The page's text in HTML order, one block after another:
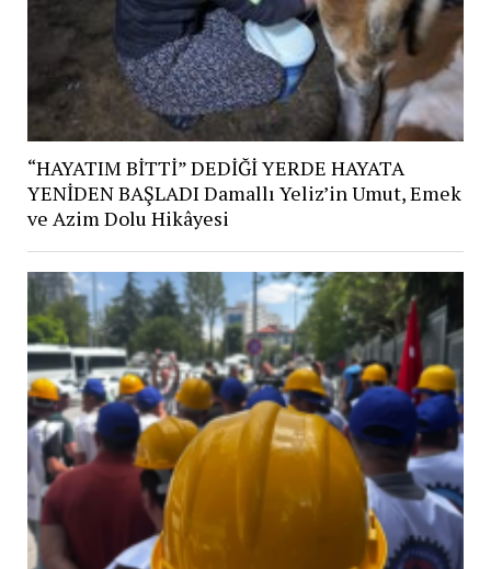
“HAYATIM BİTTİ” DEDİĞİ YERDE HAYATA
YENİDEN BAŞLADI Damallı Yeliz’in Umut, Emek
ve Azim Dolu Hikâyesi